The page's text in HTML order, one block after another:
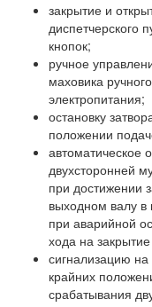
закрытие и
диспетчерского
кнопок;
ручное
маховика
электропитания;
остановку
положении
автоматическое
двухсторонней
при достижении
выходном валу
при аварийной
хода на
сигнализацию на
крайних
срабатывания